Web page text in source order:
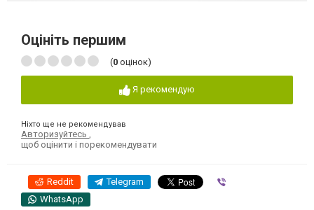
Оцініть першим
(0 оцінок)
Я рекомендую
Ніхто ще не рекомендував
Авторизуйтесь
щоб оцінити і порекомендувати
Reddit Telegram
WhatsApp